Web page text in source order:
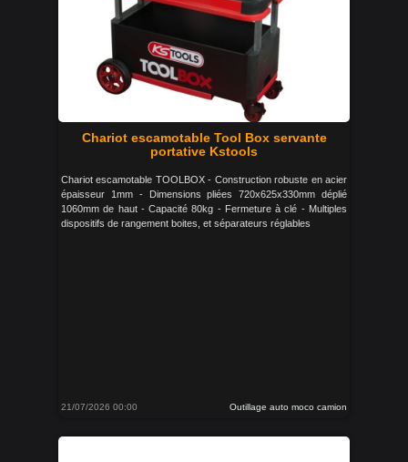
Chariot escamotable Tool Box servante
portative Kstools
Chariot escamotable TOOLBOX - Construction robuste en acier
épaisseur 1mm - Dimensions pliées 720x625x330mm déplié
1060mm de haut - Capacité 80kg - Fermeture à clé - Multiples
dispositifs de rangement boites, et séparateurs réglables
21/07/2026 00:00 Outillage auto moco camion